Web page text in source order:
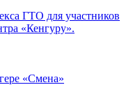
ГТО для участников
«Кенгуру».
«Смена»